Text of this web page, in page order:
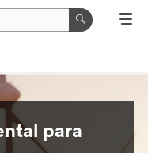
para